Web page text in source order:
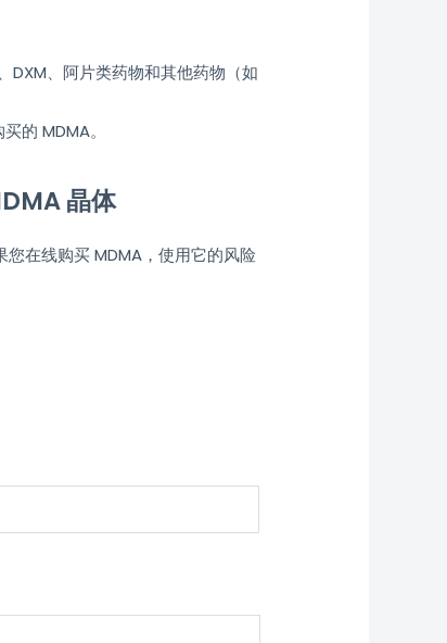
DXM、阿片类药物和其他药物（如
的 MDMA。
晶体
在线购买 MDMA，使用它的风险